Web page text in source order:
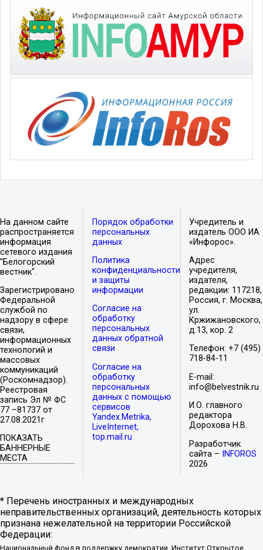
На данном сайте
распространяется
информация
сетевого издания
"Белогорский
вестник".
Зарегистрировано
Федеральной
службой по
надзору в сфере
связи,
информационных
технологий и
массовых
коммуникаций
(Роскомнадзор).
Реестровая
запись Эл № ФС
77 –81737 от
27.08.2021г
ПОКАЗАТЬ
БАННЕРНЫЕ
МЕСТА
Порядок обработки
персональных
данных
Политика
конфиденциальности
и защиты
информации
Согласие на
обработку
персональных
данных обратной
связи
Согласие на
обработку
персональных
данных с помощью
сервисов
Yandex.Metrika,
LiveInternet,
top.mail.ru
Учредитель и
издатель ООО ИА
«Инфорос».
Адрес
учредителя,
издателя,
редакции: 117218,
Россия, г. Москва,
ул.
Кржижановского,
д.13, кор. 2
Телефон: +7 (495)
718-84-11
E-mail:
info@belvestnik.ru
И.О. главного
редактора
Дорохова Н.В.
Разработчик
сайта –
INFOROS
2026
* Перечень иностранных и международных
неправительственных организаций, деятельность которых
признана нежелательной на территории Российской
Федерации:
Национальный фонд в поддержку демократии, Институт Открытое